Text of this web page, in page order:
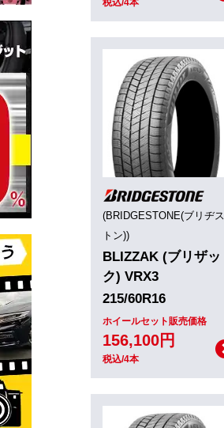
税込/4本
(BRIDGESTONE(ブリヂス
トン))
BLIZZAK (ブリザッ
ク) VRX3
215/60R16
ホイールセット販売価格
156,100円
税込/4本